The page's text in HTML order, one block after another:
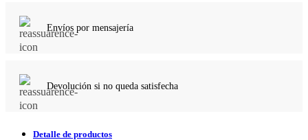
Envíos por mensajería
Devolución si no queda satisfecha
Detalle de productos